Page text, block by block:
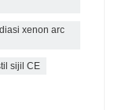
xenon arc
sijil CE